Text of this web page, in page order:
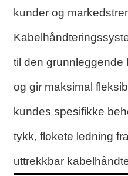
kunder og
til den grunnleggende
og gir maksimal
kundes spesifikke
tykk, flokete ledning
uttrekkbar